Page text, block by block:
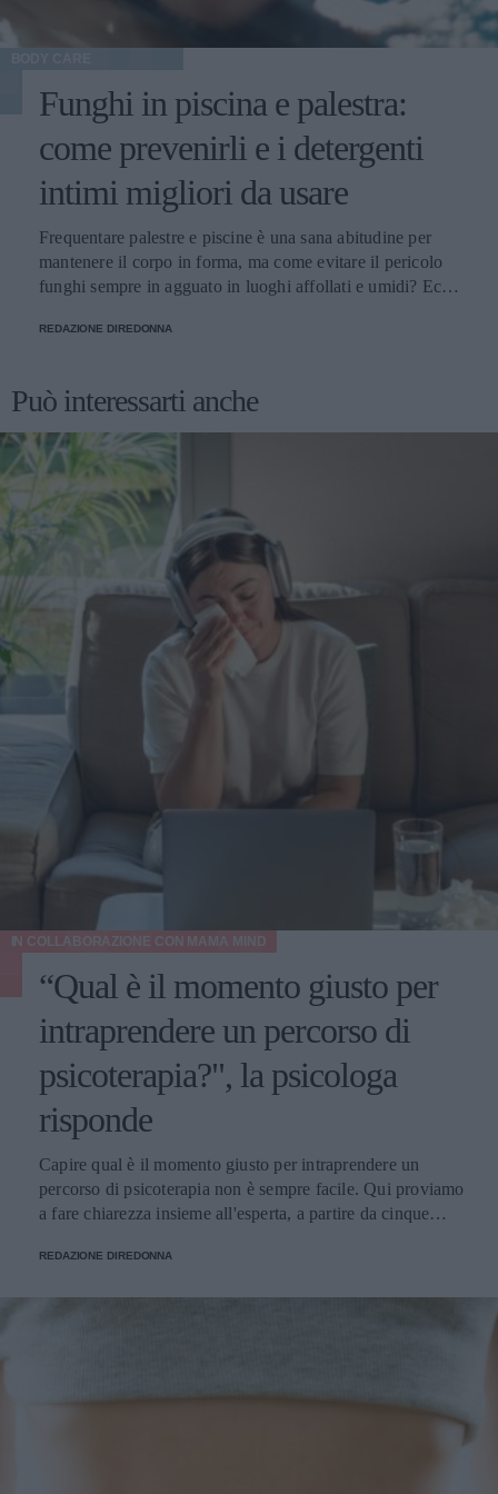
Funghi in piscina e palestra:
come prevenirli e i detergenti
intimi migliori da usare
Frequentare palestre e piscine è una sana abitudine per
mantenere il corpo in forma, ma come evitare il pericolo
funghi sempre in agguato in luoghi affollati e umidi? Ecco
REDAZIONE DIREDONNA
Può interessarti anche
“Qual è il momento giusto per
intraprendere un percorso di
psicoterapia?", la psicologa
risponde
Capire qual è il momento giusto per intraprendere un
percorso di psicoterapia non è sempre facile. Qui proviamo
a fare chiarezza insieme all'esperta, a partire da cinque
IN COLLABORAZIONE CON MAMA MIND
REDAZIONE DIREDONNA